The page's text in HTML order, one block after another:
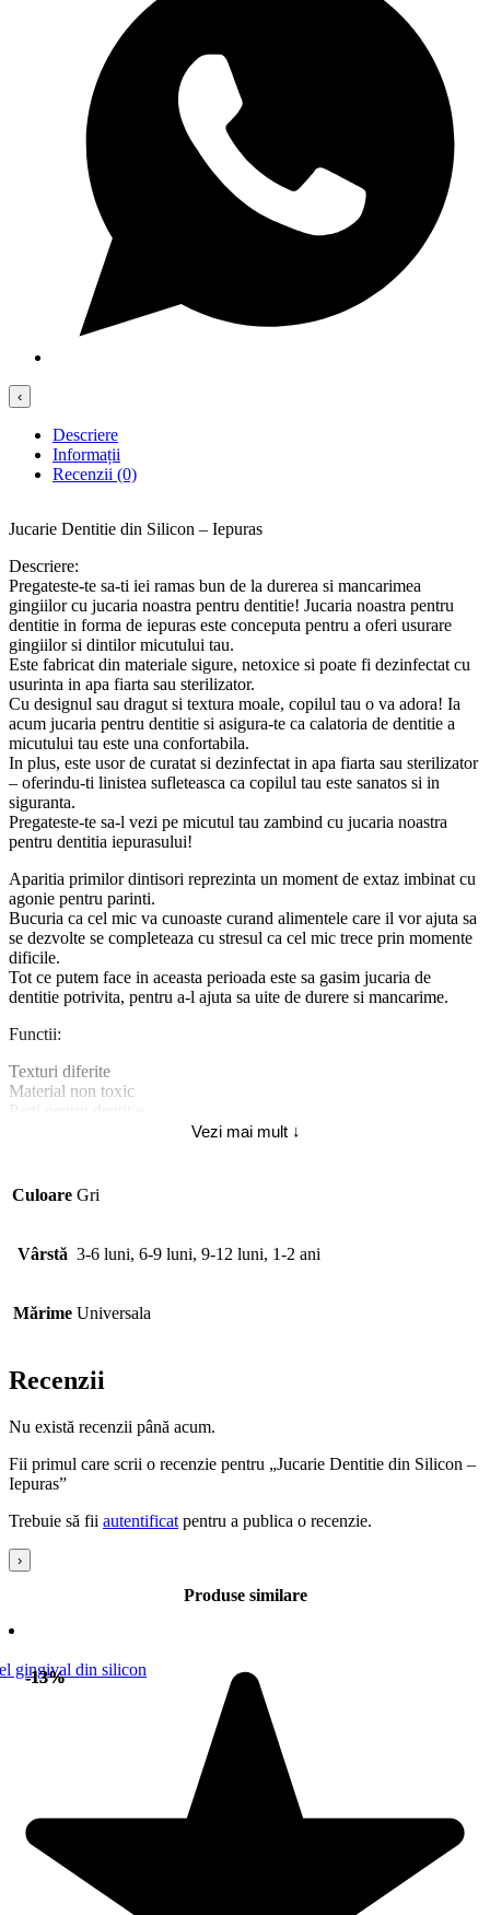
‹
Descriere
Informații
Recenzii (0)
Jucarie Dentitie din Silicon – Iepuras
Descriere:
Pregateste-te sa-ti iei ramas bun de la durerea si mancarimea
gingiilor cu jucaria noastra pentru dentitie! Jucaria noastra pentru
dentitie in forma de iepuras este conceputa pentru a oferi usurare
gingiilor si dintilor micutului tau.
Este fabricat din materiale sigure, netoxice si poate fi dezinfectat cu
usurinta in apa fiarta sau sterilizator.
Cu designul sau dragut si textura moale, copilul tau o va adora! Ia
acum jucaria pentru dentitie si asigura-te ca calatoria de dentitie a
micutului tau este una confortabila.
In plus, este usor de curatat si dezinfectat in apa fiarta sau sterilizator
– oferindu-ti linistea sufleteasca ca copilul tau este sanatos si in
siguranta.
Pregateste-te sa-l vezi pe micutul tau zambind cu jucaria noastra
pentru dentitia iepurasului!
Aparitia primilor dintisori reprezinta un moment de extaz imbinat cu
agonie pentru parinti.
Bucuria ca cel mic va cunoaste curand alimentele care il vor ajuta sa
se dezvolte se completeaza cu stresul ca cel mic trece prin momente
dificile.
Tot ce putem face in aceasta perioada este sa gasim jucaria de
dentitie potrivita, pentru a-l ajuta sa uite de durere si mancarime.
Functii:
Texturi diferite
Material non toxic
Parti pentru dentitie
Lavabila
Portabila
Fabricat din silicon fara BPA, fara ftalati, non-toxic.
Nuanta, tonul si intensitatea culorii pot varia in functie de monitor.
Vezi mai mult ↓
Culoare Gri
Vârstă 3-6 luni, 6-9 luni, 9-12 luni, 1-2 ani
Mărime Universala
Recenzii
Nu există recenzii până acum.
Fii primul care scrii o recenzie pentru „Jucarie Dentitie din Silicon –
Iepuras”
Trebuie să fii autentificat pentru a publica o recenzie.
›
Produse similare
-13%
-13%